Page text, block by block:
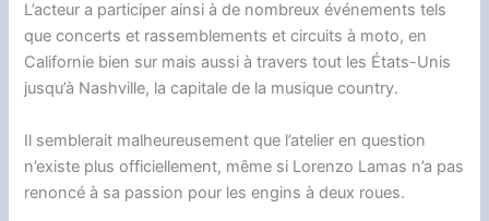
L’acteur a participer ainsi à de nombreux événements tels
que concerts et rassemblements et circuits à moto, en
Californie bien sur mais aussi à travers tout les États-Unis
jusqu’à Nashville, la capitale de la musique country.
Il semblerait malheureusement que l’atelier en question
n’existe plus officiellement, même si Lorenzo Lamas n’a pas
renoncé à sa passion pour les engins à deux roues.